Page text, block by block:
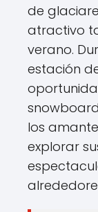
de
atractivo
verano.
estación
los
explorar